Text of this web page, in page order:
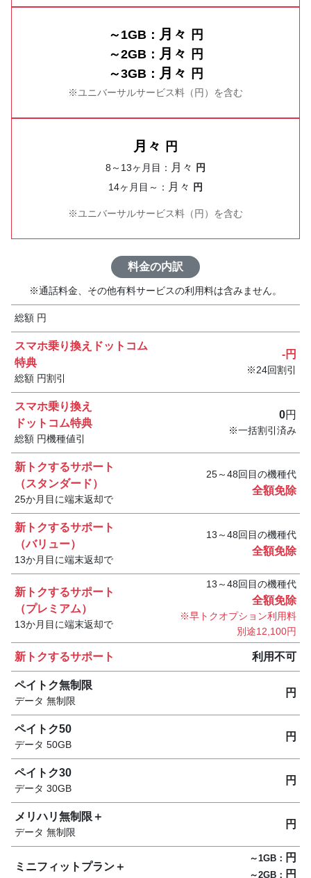
～1GB： 月々 円
～2GB： 月々 円
～3GB： 月々 円
ユニバーサルサービス料（ 円）を含む
月々 円
8～13ヶ月目： 月々 円
14ヶ月目～： 月々 円
ユニバーサルサービス料（ 円）を含む
料金の内訳
通話料金、その他有料サービスの利用料は含みません。
総額 円
スマホ乗り換えドットコム
特典
総額 円割引
-円
24回割引
スマホ乗り換え
ドットコム特典
総額 円機種値引
0円
一括割引済み
新トクするサポート
（スタンダード）
25か月目に端末返却で
25～48回目の機種代
全額免除
新トクするサポート
（バリュー）
13か月目に端末返却で
13～48回目の機種代
全額免除
新トクするサポート
（プレミアム）
13か月目に端末返却で
13～48回目の機種代
全額免除
早トクオプション利⽤料
別途12,100円
新トクするサポート 利用不可
ペイトク無制限
データ 無制限
円
ペイトク50
データ 50GB
円
ペイトク30
データ 30GB
円
メリハリ無制限＋
データ 無制限
円
ミニフィットプラン＋
～1GB： 円
～2GB： 円